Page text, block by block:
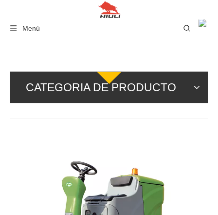
Menú
CATEGORIA DE PRODUCTO